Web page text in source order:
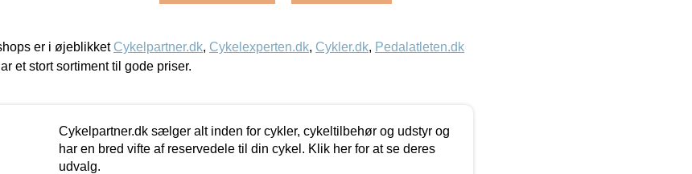
er i øjeblikket Cykelpartner.dk, Cykelexperten.dk, Cykler.dk, Pedalatleten.dk
et stort sortiment til gode priser.
Cykelpartner.dk sælger alt inden for cykler, cykeltilbehør og udstyr og
har en bred vifte af reservedele til din cykel. Klik her for at se deres
udvalg.